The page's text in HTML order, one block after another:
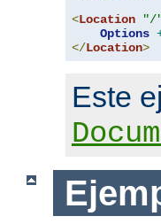
<Location "/
Options
</Location>
Este